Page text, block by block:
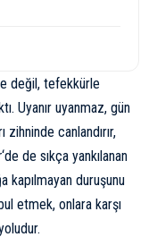
değil, tefekkürle
Uyanır uyanmaz, gün
canlandırır,
‘de de sıkça yankılanan
kapılmayan duruşunu
etmek, onlara karşı